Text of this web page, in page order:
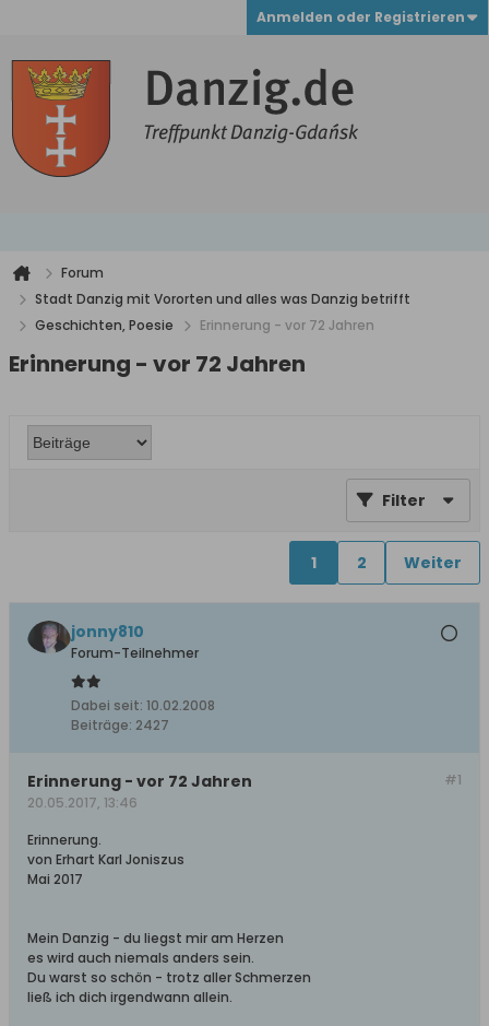
Anmelden oder Registrieren
Forum
Stadt Danzig mit Vororten und alles was Danzig betrifft
Geschichten, Poesie
Erinnerung - vor 72 Jahren
Erinnerung - vor 72 Jahren
Filter
1 2 Weiter
jonny810
Forum-Teilnehmer
Dabei seit: 10.02.2008
Beiträge: 2427
#1
Erinnerung - vor 72 Jahren
20.05.2017, 13:46
Erinnerung.
von Erhart Karl Joniszus
Mai 2017
Mein Danzig - du liegst mir am Herzen
es wird auch niemals anders sein.
Du warst so schön - trotz aller Schmerzen
ließ ich dich irgendwann allein.